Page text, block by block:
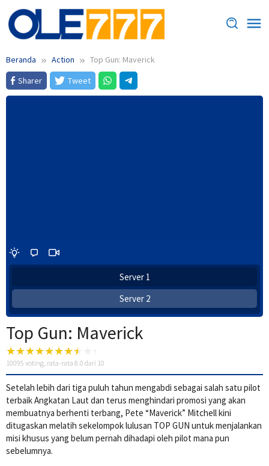
Loncat
ke
konten
Beranda Action
Top Gun: Maverick
Sharer
Tweet
Server 1
Server 2
Top Gun: Maverick
10095 voting, rata-rata 8.0 dari 10
Setelah lebih dari tiga puluh tahun mengabdi sebagai salah satu pilot
terbaik Angkatan Laut dan terus menghindari promosi yang akan
membuatnya berhenti terbang, Pete “Maverick” Mitchell kini
ditugaskan melatih sekelompok lulusan TOP GUN untuk menjalankan
misi khusus yang belum pernah dihadapi oleh pilot mana pun
sebelumnya.